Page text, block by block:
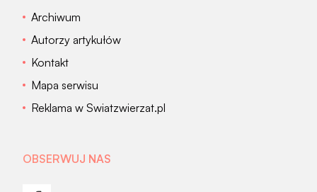
Archiwum
Autorzy artykułów
Kontakt
Mapa serwisu
Reklama w Swiatzwierzat.pl
OBSERWUJ NAS